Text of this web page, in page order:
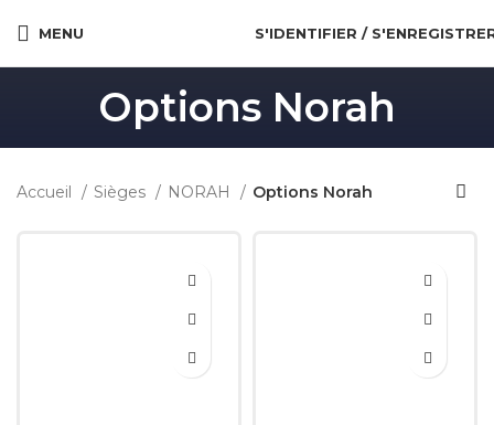
MENU S'IDENTIFIER /
Options Norah
Accueil Sièges NORAH Options Norah